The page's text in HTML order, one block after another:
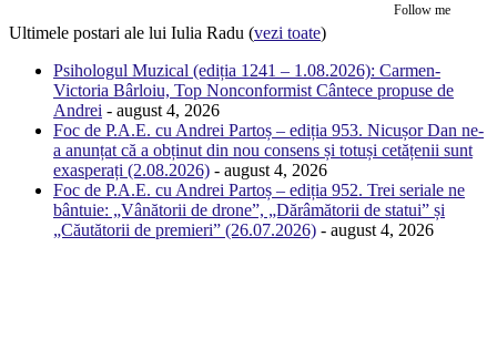
Follow me
Ultimele postari ale lui Iulia Radu (vezi toate)
Psihologul Muzical (ediția 1241 – 1.08.2026): Carmen-
Victoria Bârloiu, Top Nonconformist Cântece propuse de
Andrei - august 4, 2026
Foc de P.A.E. cu Andrei Partoș – ediția 953. Nicușor Dan ne-
a anunțat că a obținut din nou consens și totuși cetățenii sunt
exasperați (2.08.2026) - august 4, 2026
Foc de P.A.E. cu Andrei Partoș – ediția 952. Trei seriale ne
bântuie: „Vânătorii de drone”, „Dărâmătorii de statui” și
„Căutătorii de premieri” (26.07.2026) - august 4, 2026